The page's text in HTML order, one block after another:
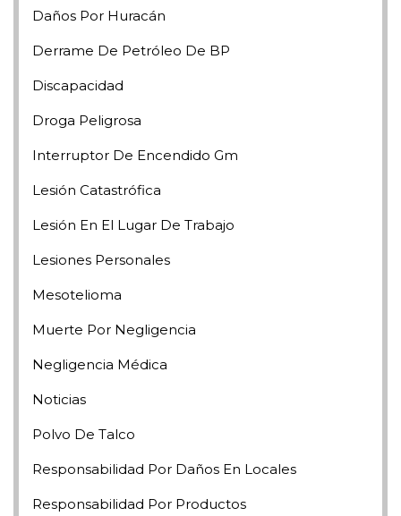
Daños Por Huracán
Derrame De Petróleo De BP
Discapacidad
Droga Peligrosa
Interruptor De Encendido Gm
Lesión Catastrófica
Lesión En El Lugar De Trabajo
Lesiones Personales
Mesotelioma
Muerte Por Negligencia
Negligencia Médica
Noticias
Polvo De Talco
Responsabilidad Por Daños En Locales
Responsabilidad Por Productos